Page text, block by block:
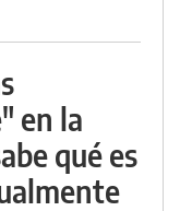
en la
qué es